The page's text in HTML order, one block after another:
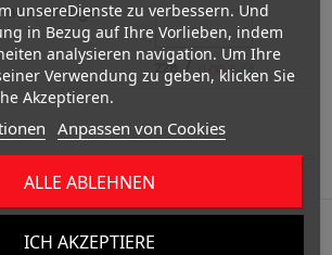
neonorange
228 /0.00 €
unsereDienste zu verbessern. Und
in Bezug auf Ihre Vorlieben, indem
analysieren navigation. Um Ihre
Verwendung zu geben, klicken Sie
Akzeptieren.
Anpassen von Cookies
ALLE ABLEHNEN
ICH AKZEPTIERE